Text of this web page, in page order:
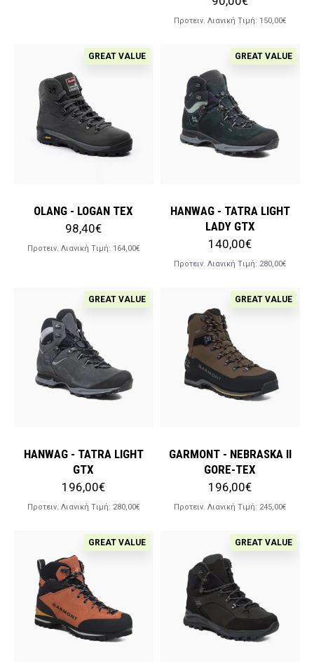
Προτειν. Λιανική Tιμή: 150,00€
GREAT VALUE
OLANG - LOGAN TEX
98,40€
Προτειν. Λιανική Tιμή: 164,00€
GREAT VALUE
HANWAG - TATRA LIGHT
LADY GTX
140,00€
Προτειν. Λιανική Tιμή: 280,00€
GREAT VALUE
HANWAG - TATRA LIGHT
GTX
196,00€
Προτειν. Λιανική Tιμή: 280,00€
GREAT VALUE
GARMONT - NEBRASKA II
GORE-TEX
196,00€
Προτειν. Λιανική Tιμή: 245,00€
GREAT VALUE GREAT VALUE